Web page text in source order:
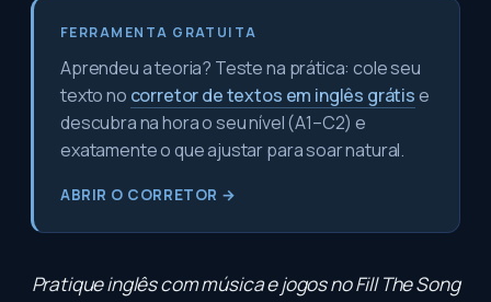
FERRAMENTA GRATUITA
Aprendeu a teoria? Teste na prática: cole seu
texto no corretor de textos em inglês grátise
descubra na hora o seu nível (A1–C2) e
exatamente o que ajustar para soar natural.
ABRIR O CORRETOR →
Pratique inglês com música e jogos noFill The Song